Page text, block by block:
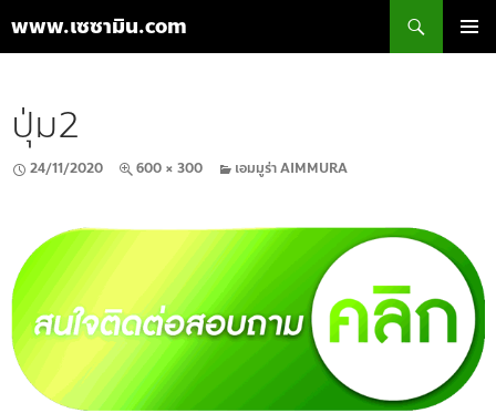
www.เซซามิน.com
เนื้อหา
ปุ่ม2
24/11/2020 600 × 300 เอมมูร่า AIMMURA